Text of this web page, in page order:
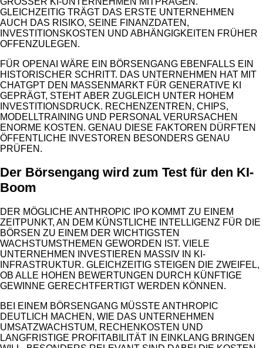
EICHZEITIG TRÄGT DAS ERSTE UNTERNEHMEN AU
CH DAS RISIKO, SEINE FINANZDATEN, IN
VESTITIONSKOSTEN UND ABHÄNGIGKEITEN FRÜHER OF
FENZULEGEN.
FÜR OPENAI WÄRE EIN BÖRSENGANG EBENFALLS EIN
HISTORISCHER SCHRITT. DAS UNTERNEHMEN HAT MIT
CHATGPT DEN MASSENMARKT FÜR GENERATIVE KI
GEPRÄGT, STEHT ABER ZUGLEICH UNTER HOHEM
INVESTITIONSDRUCK. RECHENZENTREN, CHIPS,
MODELLTRAINING UND PERSONAL VERURSACHEN
ENORME KOSTEN. GENAU DIESE FAKTOREN DÜRFTEN
ÖFFENTLICHE INVESTOREN BESONDERS GENAU
PRÜFEN.
Der Börsengang wird zum Test für den KI-
Boom
DER MÖGLICHE ANTHROPIC IPO KOMMT ZU EINEM
ZEITPUNKT, AN DEM KÜNSTLICHE INTELLIGENZ FÜR DIE
BÖRSEN ZU EINEM DER WICHTIGSTEN
WACHSTUMSTHEMEN GEWORDEN IST. VIELE
UNTERNEHMEN INVESTIEREN MASSIV IN KI-
INFRASTRUKTUR. GLEICHZEITIG STEIGEN DIE ZWEIFEL,
OB ALLE HOHEN BEWERTUNGEN DURCH KÜNFTIGE
GEWINNE GERECHTFERTIGT WERDEN KÖNNEN.
BEI EINEM BÖRSENGANG MÜSSTE ANTHROPIC
DEUTLICH MACHEN, WIE DAS UNTERNEHMEN
UMSATZWACHSTUM, RECHENKOSTEN UND
LANGFRISTIGE PROFITABILITÄT IN EINKLANG BRINGEN